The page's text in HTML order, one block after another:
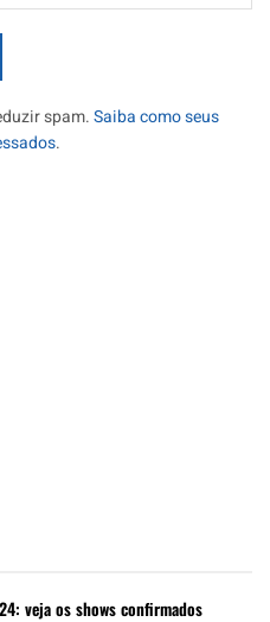
spam.Saiba como seus
.
veja os shows confirmados